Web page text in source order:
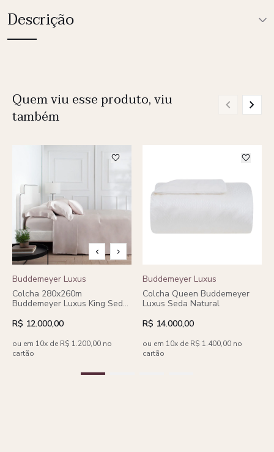
Descrição
Quem viu esse produto, viu
também
Buddemeyer Luxus
Colcha 280x260m
Buddemeyer Luxus King Seda
R$ 12.000,00
ou em 10x de R$ 1.200,00 no
cartão
Buddemeyer Luxus
Colcha Queen Buddemeyer
Luxus Seda Natural
R$ 14.000,00
ou em 10x de R$ 1.400,00 no
cartão